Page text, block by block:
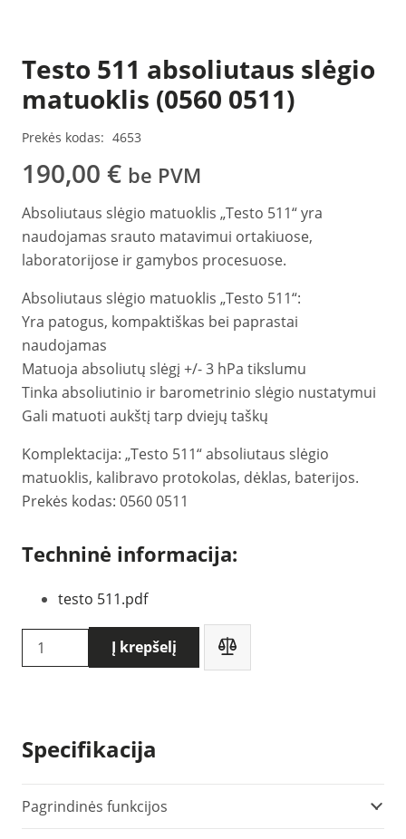
Testo 511 absoliutaus slėgio
matuoklis (0560 0511)
Prekės kodas: 4653
190,00 € be PVM
Absoliutaus slėgio matuoklis „Testo 511“ yra
naudojamas srauto matavimui ortakiuose,
laboratorijose ir gamybos procesuose.
Absoliutaus slėgio matuoklis „Testo 511“:
Yra patogus, kompaktiškas bei paprastai
naudojamas
Matuoja absoliutų slėgį +/- 3 hPa tikslumu
Tinka absoliutinio ir barometrinio slėgio nustatymui
Gali matuoti aukštį tarp dviejų taškų
Komplektacija: „Testo 511“ absoliutaus slėgio
matuoklis, kalibravo protokolas, dėklas, baterijos.
Prekės kodas: 0560 0511
Techninė informacija:
testo 511.pdf
produkto
kiekis:
slėgio
matuoklis
(0560
0511)
Į krepšelį
Specifikacija
Pagrindinės funkcijos